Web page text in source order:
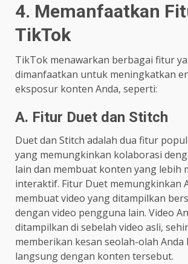
4. Memanfaatkan
TikTok
TikTok menawarkan berbagai fitur
dimanfaatkan untuk meningkatkan
eksposur konten Anda, seperti:
A. Fitur Duet dan Stitch
Duet dan Stitch adalah dua fitur
yang memungkinkan kolaborasi
lain dan membuat konten yang lebih
interaktif. Fitur Duet memungkinkan
membuat video yang ditampilkan
dengan video pengguna lain. Video
ditampilkan di sebelah video asli,
memberikan kesan seolah-olah
langsung dengan konten tersebut.